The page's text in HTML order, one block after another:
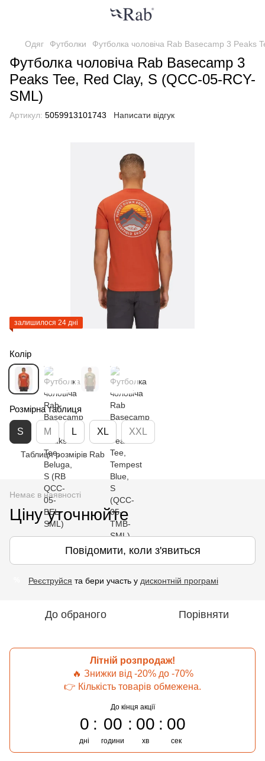
Одяг Футболки Футболка чоловіча Rab Basecamp 3 Peaks
Футболка чоловіча Rab Basecamp 3
Peaks Tee, Red Clay, S (QCC-05-RCY-
SML)
Артикул: 5059913101743 Написати відгук
залишилося 24 дні
Колір
Розмірна таблиця
S M L XL XXL
Таблиця розмірів Rab
Немає в наявності
Ціну уточнюйте
Повідомити, коли з'явиться
Реєструйся та бери участь у дисконтній програмі
До обраного Порівняти
Літній розпродаж!
🔥 Знижки від -20% до -70%
👉 Кількість товарів обмежена.
До кінця акції
0
дні
00
години
00
хв
00
сек